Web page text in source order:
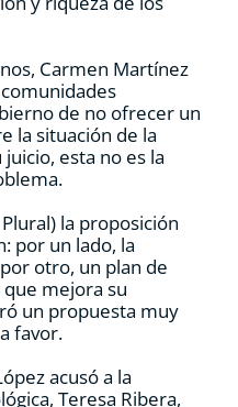
Carmen Martínez
de no ofrecer un
la situación de la
esta no es la
la proposición
por un lado, la
otro, un plan de
mejora su
un propuesta muy
favor.
acusó a la
Teresa Ribera,